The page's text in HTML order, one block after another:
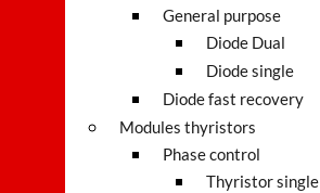
General purpose
Diode Dual
Diode single
Diode fast recovery
Modules thyristors
Phase control
Thyristor single